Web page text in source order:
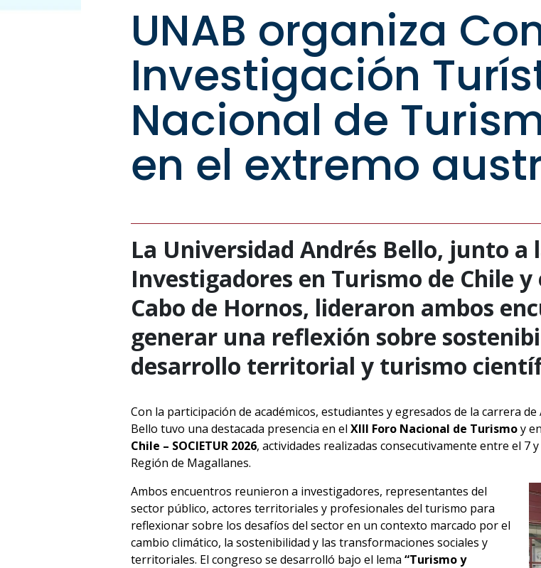
UNAB organiza
Investigación
Nacional de
en el extremo
La Universidad Andrés Bello, junto a
Investigadores en Turismo de Chile
Cabo de Hornos, lideraron ambos
generar una reflexión sobre
desarrollo territorial y turismo
Con la participación de académicos, estudiantes y egresados de la carrera
Bello tuvo una destacada presencia en el XIII Foro Nacional de Turismoy
Chile – SOCIETUR 2026, actividades realizadas consecutivamente entre el 7
Región de Magallanes.
Ambos encuentros reunieron a investigadores, representantes del
sector público, actores territoriales y profesionales del turismo para
reflexionar sobre los desafíos del sector en un contexto marcado por el
cambio climático, la sostenibilidad y las transformaciones sociales y
territoriales. El congreso se desarrolló bajo el lema “Turismo y